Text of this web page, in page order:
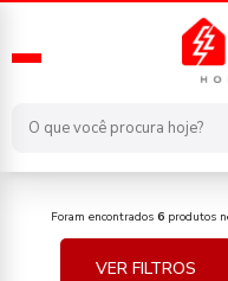
fabricante/vicsa
Foram encontrados 6 produtos
VER FILTROS